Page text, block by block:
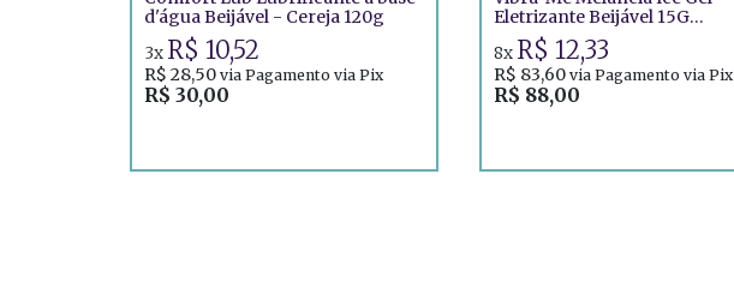
d'água Beijável - Cereja 120g
R$ 30,00
3x R$ 10,52
R$ 28,50 via Pagamento via Pix
Eletrizante Beijável 15G
Provoke-Me
R$ 88,00
8x R$ 12,33
R$ 83,60 via Pagamento via Pix